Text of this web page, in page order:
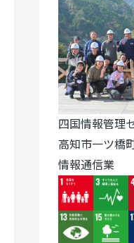
四国情報管理
高知市一ツ橋
情報通信業
Image
Image
Image Image